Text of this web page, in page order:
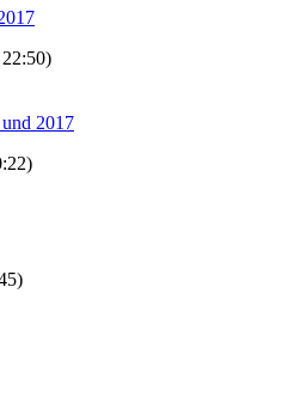
2017